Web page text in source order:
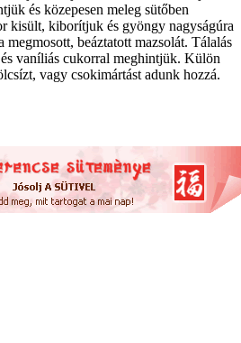
és közepesen meleg sütőben
kisült, kiborítjuk és gyöngy nagyságúra
beáztatott mazsolát. Tálalás
vaníliás cukorral meghintjük. Külön
vagy csokimártást adunk hozzá.